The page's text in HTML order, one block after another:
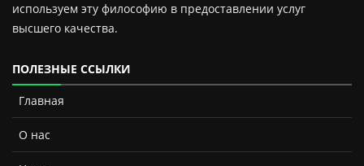
используем эту философию в предоставлении услуг
высшего качества.
ПОЛЕЗНЫЕ ССЫЛКИ
Главная
О нас